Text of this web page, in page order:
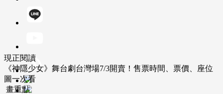
現正閱讀
《神隱少女》舞台劇台灣場7/3開賣！售票時間、票價、座位
圖一次看
畫重點